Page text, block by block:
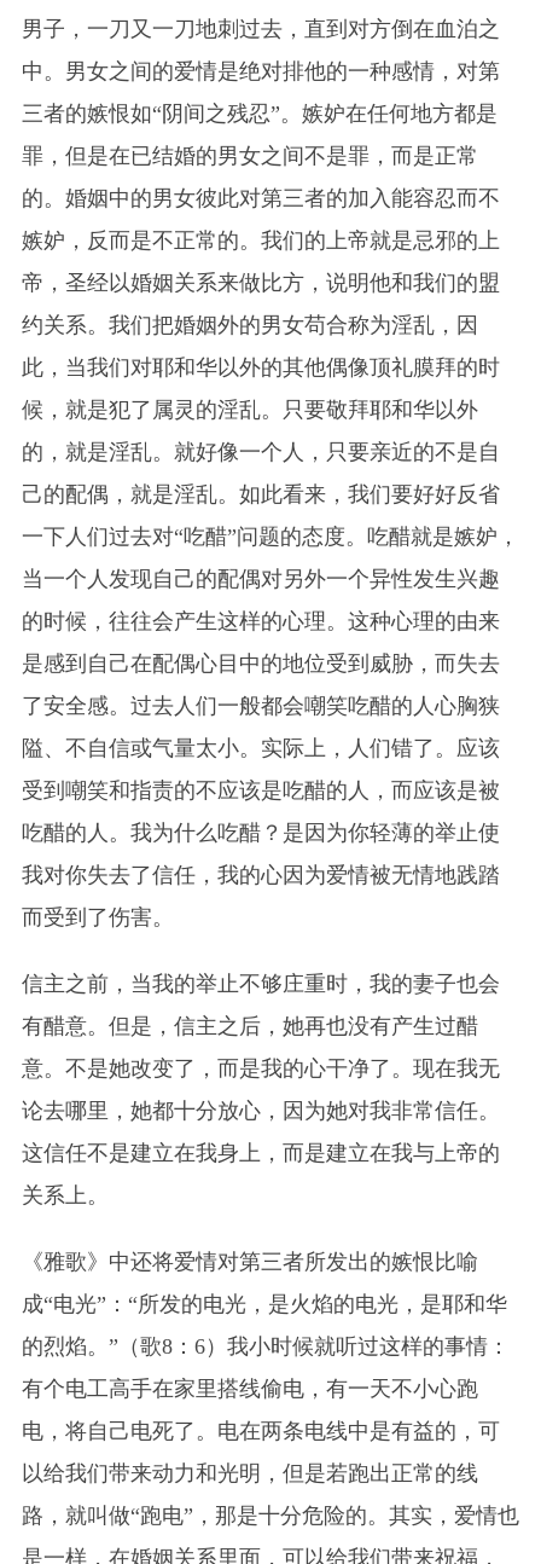
男子，一刀又一刀地刺过去，直到对方倒在血泊之
中。男女之间的爱情是绝对排他的一种感情，对第
三者的嫉恨如“阴间之残忍”。嫉妒在任何地方都是
罪，但是在已结婚的男女之间不是罪，而是正常
的。婚姻中的男女彼此对第三者的加入能容忍而不
嫉妒，反而是不正常的。我们的上帝就是忌邪的上
帝，圣经以婚姻关系来做比方，说明他和我们的盟
约关系。我们把婚姻外的男女苟合称为淫乱，因
此，当我们对耶和华以外的其他偶像顶礼膜拜的时
候，就是犯了属灵的淫乱。只要敬拜耶和华以外
的，就是淫乱。就好像一个人，只要亲近的不是自
己的配偶，就是淫乱。如此看来，我们要好好反省
一下人们过去对“吃醋”问题的态度。吃醋就是嫉妒，
当一个人发现自己的配偶对另外一个异性发生兴趣
的时候，往往会产生这样的心理。这种心理的由来
是感到自己在配偶心目中的地位受到威胁，而失去
了安全感。过去人们一般都会嘲笑吃醋的人心胸狭
隘、不自信或气量太小。实际上，人们错了。应该
受到嘲笑和指责的不应该是吃醋的人，而应该是被
吃醋的人。我为什么吃醋？是因为你轻薄的举止使
我对你失去了信任，我的心因为爱情被无情地践踏
而受到了伤害。
信主之前，当我的举止不够庄重时，我的妻子也会
有醋意。但是，信主之后，她再也没有产生过醋
意。不是她改变了，而是我的心干净了。现在我无
论去哪里，她都十分放心，因为她对我非常信任。
这信任不是建立在我身上，而是建立在我与上帝的
关系上。
《雅歌》中还将爱情对第三者所发出的嫉恨比喻
成“电光”：“所发的电光，是火焰的电光，是耶和华
的烈焰。”（歌8：6）我小时候就听过这样的事情：
有个电工高手在家里搭线偷电，有一天不小心跑
电，将自己电死了。电在两条电线中是有益的，可
以给我们带来动力和光明，但是若跑出正常的线
路，就叫做“跑电”，那是十分危险的。其实，爱情也
是一样，在婚姻关系里面，可以给我们带来祝福，